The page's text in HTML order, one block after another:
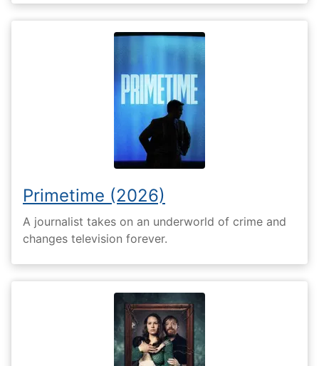
Primetime (2026)
A journalist takes on an underworld of crime and
changes television forever.